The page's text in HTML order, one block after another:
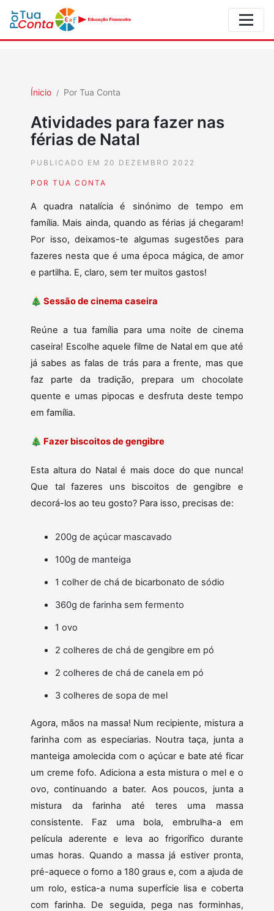
Ínicio Por Tua Conta
Atividades para fazer nas
férias de Natal
PUBLICADO EM 20 DEZEMBRO 2022
POR TUA CONTA
A quadra natalícia é sinónimo de tempo em
família. Mais ainda, quando as férias já chegaram!
Por isso, deixamos-te algumas sugestões para
fazeres nesta que é uma época mágica, de amor
e partilha. E, claro, sem ter muitos gastos!
🎄 Sessão de cinema caseira
Reúne a tua família para uma noite de cinema
caseira! Escolhe aquele filme de Natal em que até
já sabes as falas de trás para a frente, mas que
faz parte da tradição, prepara um chocolate
quente e umas pipocas e desfruta deste tempo
em família.
🎄 Fazer biscoitos de gengibre
Esta altura do Natal é mais doce do que nunca!
Que tal fazeres uns biscoitos de gengibre e
decorá-los ao teu gosto? Para isso, precisas de:
200g de açúcar mascavado
100g de manteiga
1 colher de chá de bicarbonato de sódio
360g de farinha sem fermento
1 ovo
2 colheres de chá de gengibre em pó
2 colheres de chá de canela em pó
3 colheres de sopa de mel
Agora, mãos na massa! Num recipiente, mistura a
farinha com as especiarias. Noutra taça, junta a
manteiga amolecida com o açúcar e bate até ficar
um creme fofo. Adiciona a esta mistura o mel e o
ovo, continuando a bater. Aos poucos, junta a
mistura da farinha até teres uma massa
consistente. Faz uma bola, embrulha-a em
película aderente e leva ao frigorífico durante
umas horas. Quando a massa já estiver pronta,
pré-aquece o forno a 180 graus e, com a ajuda de
um rolo, estica-a numa superfície lisa e coberta
com farinha. De seguida, pega nas forminhas,